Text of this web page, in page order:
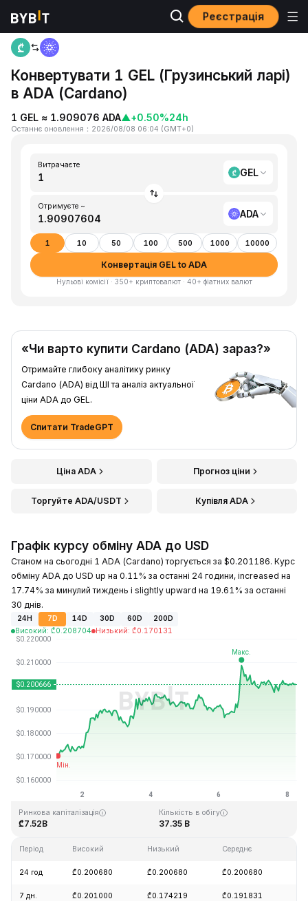
Реєстрація
Головна
Конвертувати 1 GEL (Грузинський ларі)
в ADA (Cardano)
1 GEL ≈ 1.909076 ADA▲+0.50%24h
Останнє оновлення ： 2026/08/08 06:04 (GMT+0)
Витрачаєте
GEL
Отримуєте ~
ADA
1 10 50 100 500 1000 10000
Конвертація GEL to ADA
Нульові комісії · 350+ криптовалют · 40+ фіатних валют
«Чи варто купити Cardano (ADA) зараз?»
Отримайте глибоку аналітику ринку
Cardano (ADA) від ШІ та аналіз актуальної
ціни ADA до GEL.
Спитати TradeGPT
Ціна ADA Прогноз ціни
Торгуйте ADA/USDT Купівля ADA
Графік курсу обміну ADA до USD
Станом на сьогодні 1 ADA (Cardano) торгується за $0.201186. Курс
обміну ADA до USD up на 0.11% за останні 24 години, increased на
17.74% за минулий тиждень і slightly upward на 19.61% за останні
30 днів.
24H 7D 14D 30D 60D
200D
Високий: ₾0.208704 Низький: ₾0.170131
Останнє оновлення: 2026-08-08, 06:04 GMT+0
Історичний максимум
Ринкова капіталізація
₾7.52B
Кількість в обігу
37.35 B
Період Високий Низький Середнє
24 год ₾0.200680 ₾0.200680 ₾0.200680
7 дн. ₾0.201000 ₾0.174219 ₾0.191831